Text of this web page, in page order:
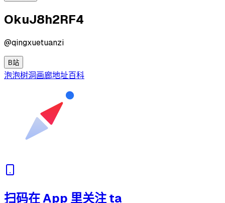
OkuJ8h2RF4
@qingxuetuanzi
B站
泡泡树洞画廊地址百科
扫码在 App 里关注 ta